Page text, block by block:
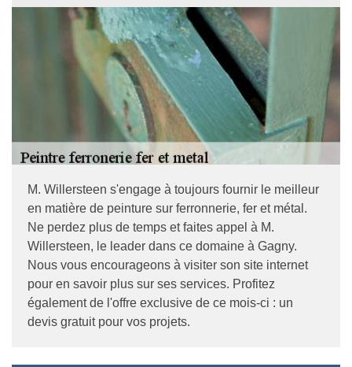
M. Willersteen s'engage à toujours fournir le meilleur
en matière de peinture sur ferronnerie, fer et métal.
Ne perdez plus de temps et faites appel à M.
Willersteen, le leader dans ce domaine à Gagny.
Nous vous encourageons à visiter son site internet
pour en savoir plus sur ses services. Profitez
également de l'offre exclusive de ce mois-ci : un
devis gratuit pour vos projets.